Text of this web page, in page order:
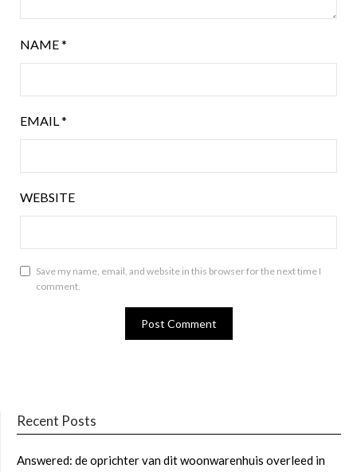
NAME*
EMAIL*
WEBSITE
Save my name, email, and website in this browser for the next time I
comment.
Recent Posts
Answered: de oprichter van dit woonwarenhuis overleed in